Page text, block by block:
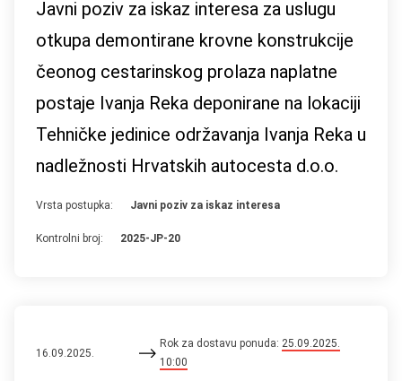
Javni poziv za iskaz interesa za uslugu
otkupa demontirane krovne konstrukcije
čeonog cestarinskog prolaza naplatne
postaje Ivanja Reka deponirane na lokaciji
Tehničke jedinice održavanja Ivanja Reka u
nadležnosti Hrvatskih autocesta d.o.o.
Vrsta postupka: Javni poziv za iskaz interesa
Kontrolni broj: 2025-JP-20
16.09.2025.
Rok za dostavu ponuda: 25.09.2025.
10:00